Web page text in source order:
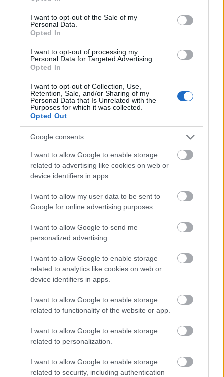
use your data for below specified purposes in below Google
consent section.
I want to opt-out of the Sale of my
Personal Data.
Opted In
I want to opt-out of processing my
Personal Data for Targeted Advertising.
Opted In
I want to opt-out of Collection, Use,
Retention, Sale, and/or Sharing of my
Personal Data that Is Unrelated with the
Purposes for which it was collected.
Opted Out
Google consents
I want to allow Google to enable storage
related to advertising like cookies on web or
device identifiers in apps.
I want to allow my user data to be sent to
Google for online advertising purposes.
I want to allow Google to send me
personalized advertising.
I want to allow Google to enable storage
related to analytics like cookies on web or
device identifiers in apps.
I want to allow Google to enable storage
related to functionality of the website or app.
I want to allow Google to enable storage
related to personalization.
I want to allow Google to enable storage
related to security, including authentication
beszélek?!), ám a témát tekintve nem ismertek tréfát:
egy igazán elismerésre méltó, kendőzetlenül őszinte,
ugyanakkor szakmailag abszolút hiteles
munkájuk eredménye.